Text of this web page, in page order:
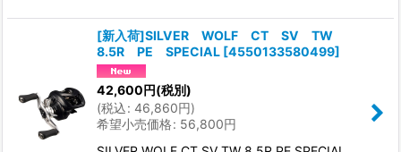
[新入荷]SILVER WOLF CT SV TW
8.5R PE SPECIAL [4550133580499]
42,600円(税別)
(税込: 46,860円)
希望小売価格: 56,800円